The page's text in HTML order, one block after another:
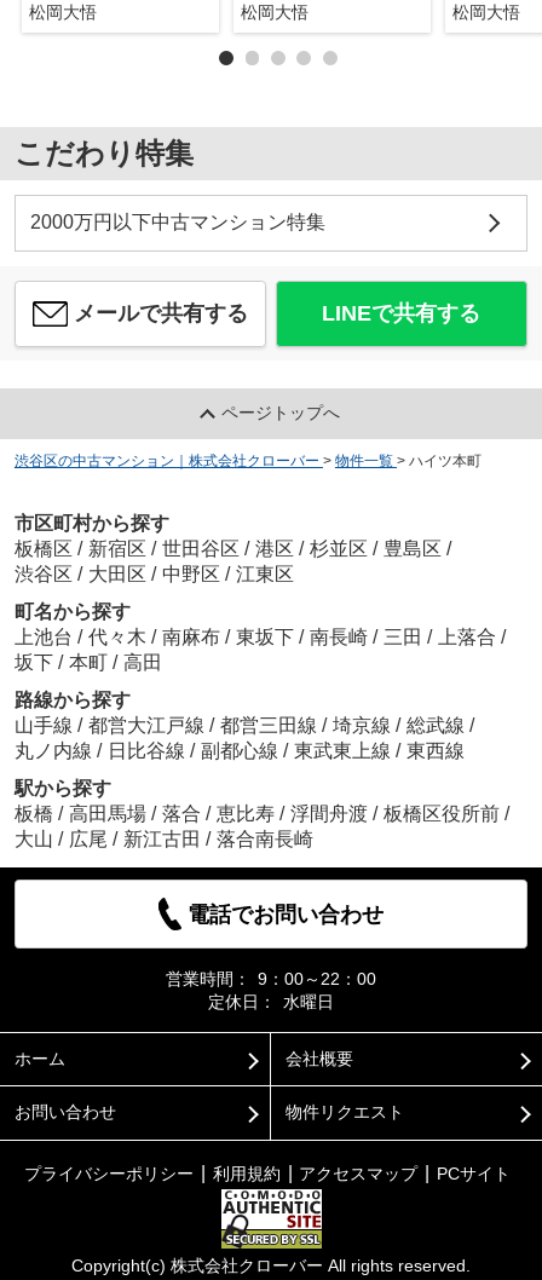
松岡大悟 松岡大悟 松岡大悟
こだわり特集
2000万円以下中古マンション特集
メールで共有する LINEで共有する
ページトップへ
渋谷区の中古マンション｜株式会社クローバー > 物件一覧 > ハイツ本町
市区町村から探す
板橋区 / 新宿区 / 世田谷区 / 港区 / 杉並区 / 豊島区 /
渋谷区 / 大田区 / 中野区 / 江東区
町名から探す
上池台 / 代々木 / 南麻布 / 東坂下 / 南長崎 / 三田 / 上落合 /
坂下 / 本町 / 高田
路線から探す
山手線 / 都営大江戸線 / 都営三田線 / 埼京線 / 総武線 /
丸ノ内線 / 日比谷線 / 副都心線 / 東武東上線 / 東西線
駅から探す
板橋 / 高田馬場 / 落合 / 恵比寿 / 浮間舟渡 / 板橋区役所前 /
大山 / 広尾 / 新江古田 / 落合南長崎
電話でお問い合わせ
営業時間：
9：00～22：00
定休日：
水曜日
ホーム 会社概要
お問い合わせ 物件リクエスト
プライバシーポリシー 利用規約 アクセスマップ PCサイト
Copyright(c) 株式会社クローバー All rights reserved.